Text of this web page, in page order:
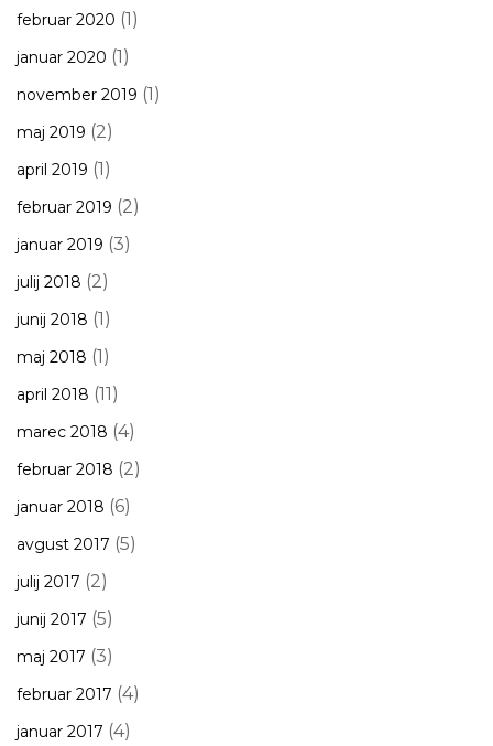
februar 2020 (1)
januar 2020 (1)
november 2019 (1)
maj 2019 (2)
april 2019 (1)
februar 2019 (2)
januar 2019 (3)
julij 2018 (2)
junij 2018 (1)
maj 2018 (1)
april 2018 (11)
marec 2018 (4)
februar 2018 (2)
januar 2018 (6)
avgust 2017 (5)
julij 2017 (2)
junij 2017 (5)
maj 2017 (3)
februar 2017 (4)
januar 2017 (4)